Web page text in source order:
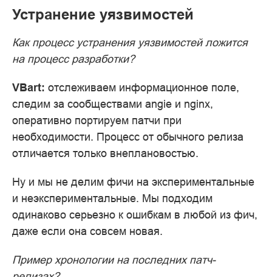
Устранение уязвимостей
Как процесс устранения уязвимостей ложится
на процесс разработки?
VBart: отслеживаем информационное поле,
следим за сообществами angie и nginx,
оперативно портируем патчи при
необходимости. Процесс от обычного релиза
отличается только внеплановостью.
Ну и мы не делим фичи на экспериментальные
и неэкспериментальные. Мы подходим
одинаково серьезно к ошибкам в любой из фич,
даже если она совсем новая.
Пример хронологии на последних патч-